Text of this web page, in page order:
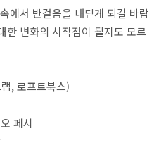
에서 반걸음을 내딛게 되길 바랍
한 변화의 시작점이 될지도 모르
, 로프트북스)
페시